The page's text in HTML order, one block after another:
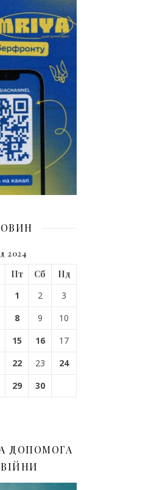
2024
Пт Сб
Нд
1
2
3
8 9
10
15 16
17
22 23
24
29 30
ДОПОМОГА